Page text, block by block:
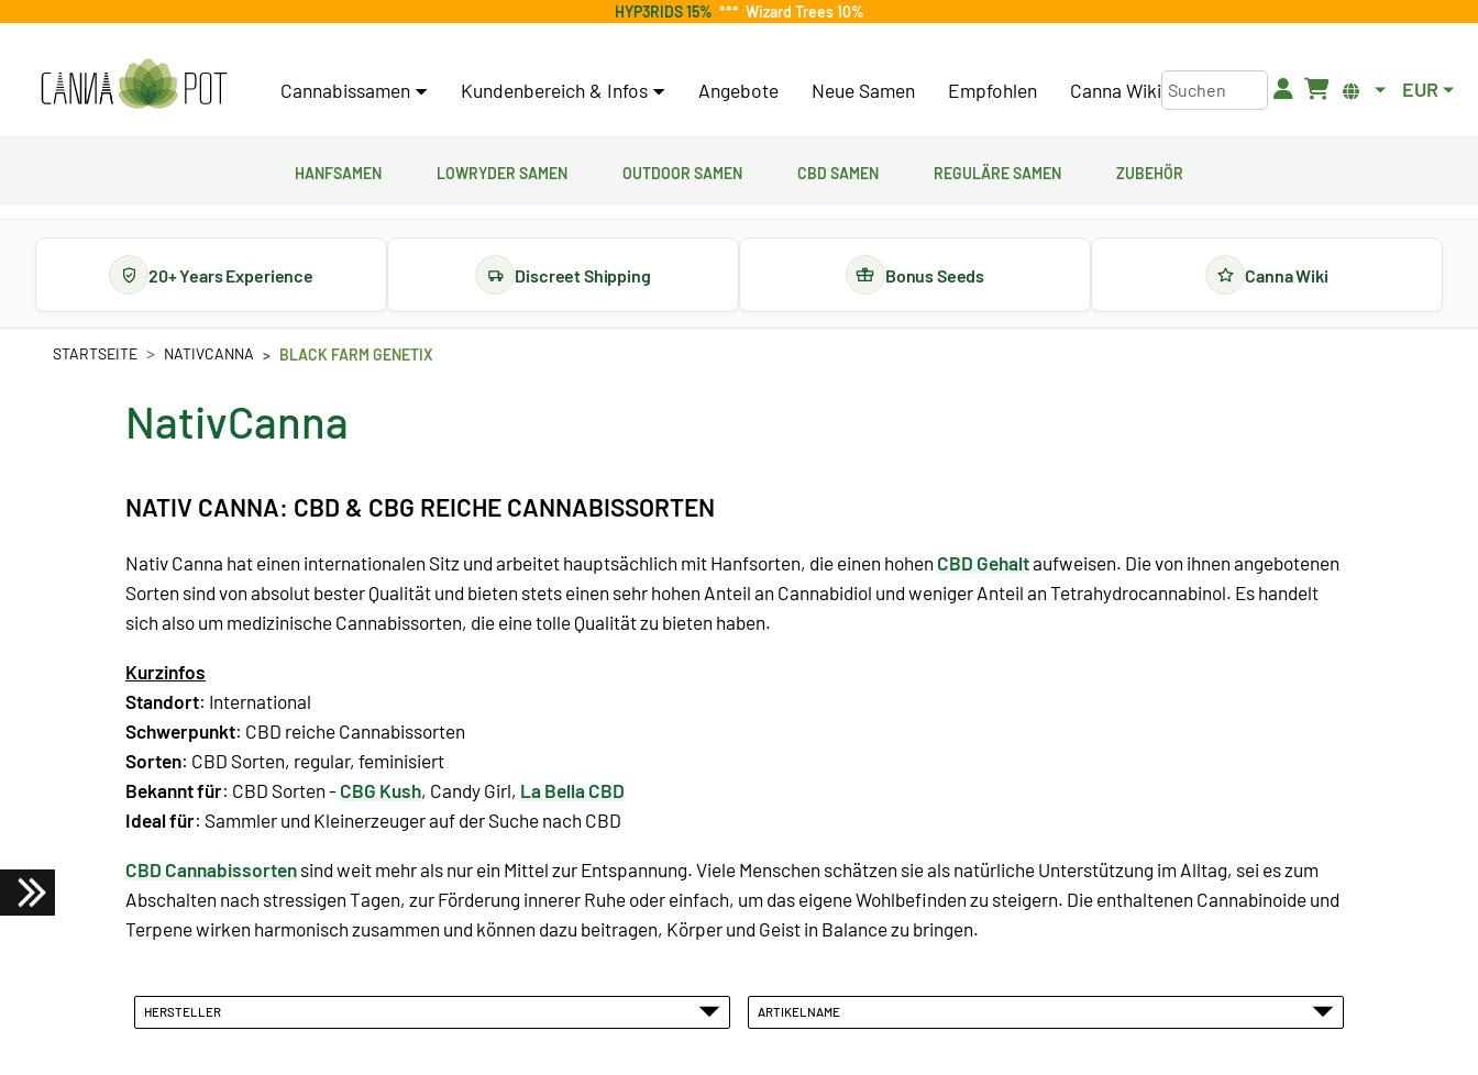
HYP3RIDS 15% *** Wizard Trees 10%
Cannabissamen Kundenbereich & Infos Angebote Neue Samen Empfohlen Canna Wiki EUR
Hanfsamen Lowryder Samen Outdoor Samen CBD Samen Reguläre Samen Zubehör
20+ Years Experience Discreet Shipping Bonus Seeds Canna Wiki
STARTSEITE NATIVCANNA BLACK FARM GENETIX
NativCanna
NATIV CANNA: CBD & CBG REICHE CANNABISSORTEN
Nativ Canna hat einen internationalen Sitz und arbeitet hauptsächlich mit Hanfsorten, die einen hohen CBD Gehaltaufweisen. Die von ihnen angebotenen
Sorten sind von absolut bester Qualität und bieten stets einen sehr hohen Anteil an Cannabidiol und weniger Anteil an Tetrahydrocannabinol. Es handelt
sich also um medizinische Cannabissorten, die eine tolle Qualität zu bieten haben.
Kurzinfos
Standort: International
Schwerpunkt: CBD reiche Cannabissorten
Sorten: CBD Sorten, regular, feminisiert
Bekannt für: CBD Sorten - CBG Kush, Candy Girl, La Bella CBD
Ideal für: Sammler und Kleinerzeuger auf der Suche nach CBD
CBD Cannabissorten sind weit mehr als nur ein Mittel zur Entspannung. Viele Menschen schätzen sie als natürliche Unterstützung im Alltag, sei es zum
Abschalten nach stressigen Tagen, zur Förderung innerer Ruhe oder einfach, um das eigene Wohlbefinden zu steigern. Die enthaltenen Cannabinoide und
Terpene wirken harmonisch zusammen und können dazu beitragen, Körper und Geist in Balance zu bringen.
HERSTELLER ARTIKELNAME